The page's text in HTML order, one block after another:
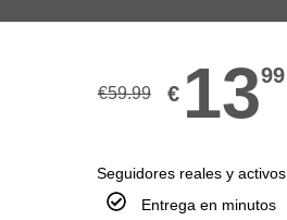
€59.99 € 1399
Seguidores reales y activos
Entrega en minutos